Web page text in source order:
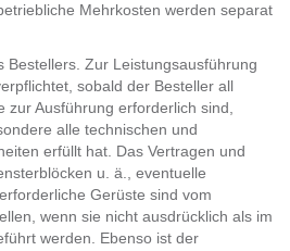
Mehrkosten werden separat
Bestellers. Zur Leistungsausführung
sobald der Besteller all
zur Ausführung erforderlich sind,
alle technischen und
erfüllt hat. Das Vertragen und
u. ä., eventuelle
Gerüste sind vom
wenn sie nicht ausdrücklich als im
werden. Ebenso ist der